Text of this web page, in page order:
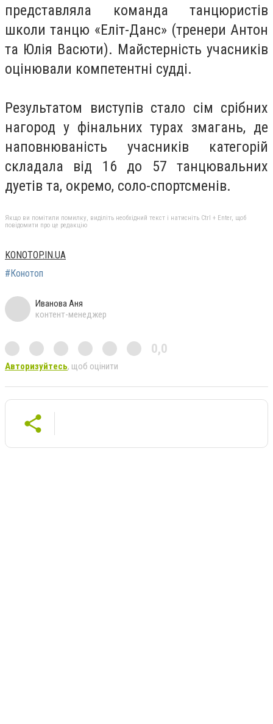
представляла команда танцюристів
школи танцю «Еліт-Данс» (тренери Антон
та Юлія Васюти). Майстерність учасників
оцінювали компетентні судді.
Результатом виступів стало сім срібних
нагород у фінальних турах змагань, де
наповнюваність учасників категорій
складала від 16 до 57 танцювальних
дуетів та, окремо, соло-спортсменів.
Якщо ви помітили помилку, виділіть необхідний текст і натисніть Ctrl + Enter, щоб
повідомити про це редакцію
KONOTOP.IN.UA
#Конотоп
Иванова Аня
контент-менеджер
0,0
Авторизуйтесь, щоб оцінити